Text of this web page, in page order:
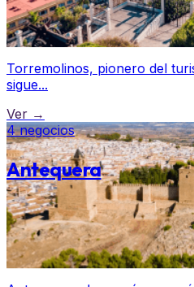
Torremolinos, pionero del
sigue...
Ver →
4 negocios
Antequera